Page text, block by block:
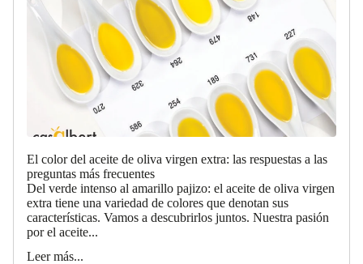
El color del aceite de oliva virgen extra: las respuestas a las
preguntas más frecuentes
Del verde intenso al amarillo pajizo: el aceite de oliva virgen
extra tiene una variedad de colores que denotan sus
características. Vamos a descubrirlos juntos. Nuestra pasión
por el aceite...
Leer más...